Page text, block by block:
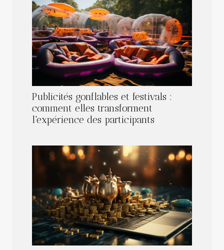
Publicités gonflables et festivals :
comment elles transforment
l'expérience des participants